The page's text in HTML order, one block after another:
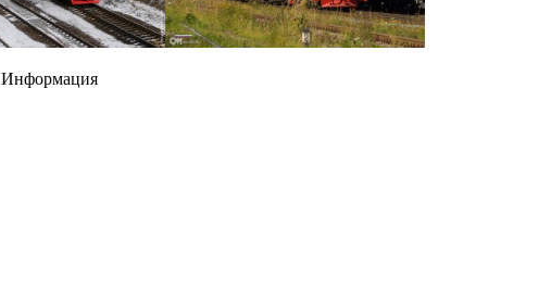
Информация